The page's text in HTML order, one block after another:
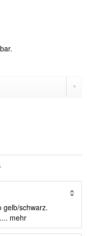
gelb/schwarz.
mehr